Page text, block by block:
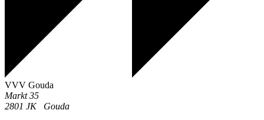
VVV Gouda
Markt 35
2801 JK
Gouda